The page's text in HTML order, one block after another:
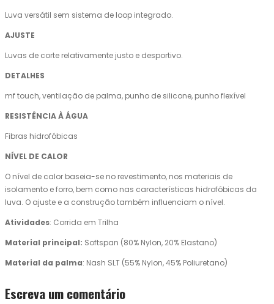
Luva versátil sem sistema de loop integrado.
AJUSTE
Luvas de corte relativamente justo e desportivo.
DETALHES
mf touch, ventilação de palma, punho de silicone, punho flexível
RESISTÊNCIA À ÁGUA
Fibras hidrofóbicas
NÍVEL DE CALOR
O nível de calor baseia-se no revestimento, nos materiais de
isolamento e forro, bem como nas características hidrofóbicas da
luva. O ajuste e a construção também influenciam o nível.
Atividades: Corrida em Trilha
Material principal: Softspan (80% Nylon, 20% Elastano)
Material da palma: Nash SLT (55% Nylon, 45% Poliuretano)
Escreva um comentário